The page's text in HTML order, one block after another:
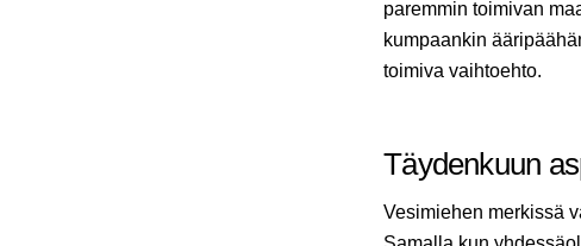
paremmin toimivan
kumpaankin
toimiva vaihtoehto.
Täydenkuun
Vesimiehen merkissä